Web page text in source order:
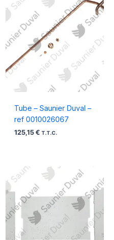
Tube – Saunier Duval –
ref 0010026067
125,15 € T.T.C.